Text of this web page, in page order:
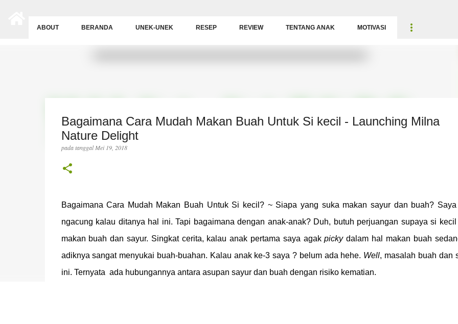
ABOUT BERANDA UNEK-UNEK RESEP REVIEW TENTANG ANAK MOTIVASI
Bagaimana Cara Mudah Makan Buah Untuk Si kecil - Launching Milna
Nature Delight
pada tanggalMei 19, 2018
Bagaimana Cara Mudah Makan Buah Untuk Si kecil? ~ Siapa yang suka makan sayur dan buah?
ngacung kalau ditanya hal ini. Tapi bagaimana dengan anak-anak? Duh, butuh perjuangan supaya si
makan buah dan sayur. Singkat cerita, kalau anak pertama saya agakpickydalam hal makan buah
adiknya sangat menyukai buah-buahan. Kalau anak ke-3 saya ? belum ada hehe. Well, masalah buah dan
ini. Ternyata ada hubungannya antara asupan sayur dan buah dengan risiko kematian.